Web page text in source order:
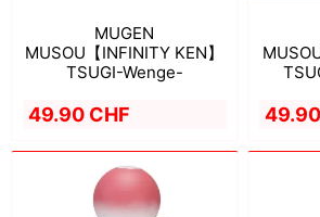
MUGEN
MUSOU【INFINITY KEN】
TSUGI-Wenge-
49.90 CHF